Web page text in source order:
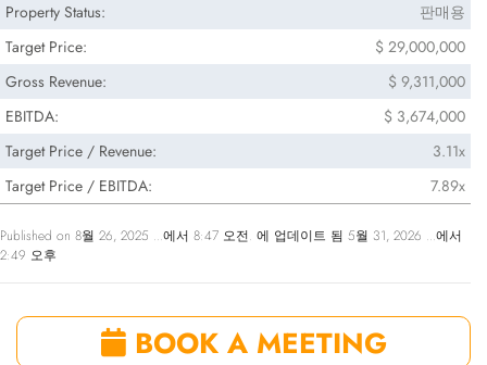
Property Status:
판매용
Target Price:
$ 29,000,000
Gross Revenue:
$ 9,311,000
EBITDA:
$ 3,674,000
Target Price / Revenue:
3.11x
Target Price / EBITDA:
7.89x
Published on 8월 26, 2025 ...에서 8:47 오전. 에 업데이트 됨 5월 31, 2026 ...에서
2:49 오후
BOOK A MEETING